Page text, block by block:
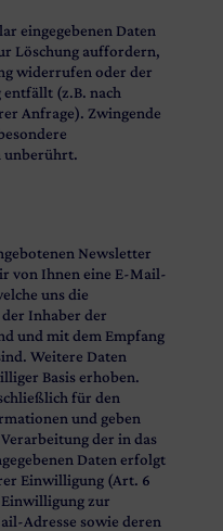
eingegebenen Daten
Löschung auffordern,
widerrufen oder der
(z.B. nach
Anfrage). Zwingende
unberührt.
Newsletter
von Ihnen eine E-Mail-
uns die
Inhaber der
und mit dem Empfang
Weitere Daten
Basis erhoben.
für den
und geben
der in das
Daten erfolgt
Einwilligung (Art. 6
Einwilligung zur
Adresse sowie deren